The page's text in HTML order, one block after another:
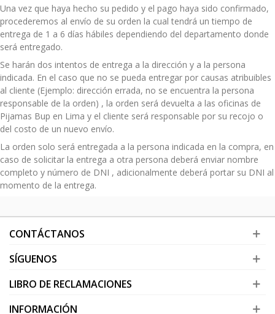
Una vez que haya hecho su pedido y el pago haya sido confirmado,
procederemos al envío de su orden la cual tendrá un tiempo de
entrega de 1 a 6 días hábiles dependiendo del departamento donde
será entregado.
Se harán dos intentos de entrega a la dirección y a la persona
indicada. En el caso que no se pueda entregar por causas atribuibles
al cliente (Ejemplo: dirección errada, no se encuentra la persona
responsable de la orden) , la orden será devuelta a las oficinas de
Pijamas Bup en Lima y el cliente será responsable por su recojo o
del costo de un nuevo envío.
La orden solo será entregada a la persona indicada en la compra, en
caso de solicitar la entrega a otra persona deberá enviar nombre
completo y número de DNI , adicionalmente deberá portar su DNI al
momento de la entrega.
CONTÁCTANOS
SÍGUENOS
LIBRO DE RECLAMACIONES
INFORMACIÓN